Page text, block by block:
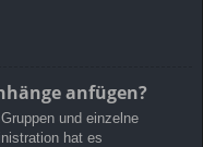
anfügen?
und einzelne
hat es